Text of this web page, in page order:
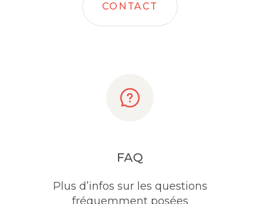
CONTACT
FAQ
Plus d’infos sur les questions
fréquemment posées